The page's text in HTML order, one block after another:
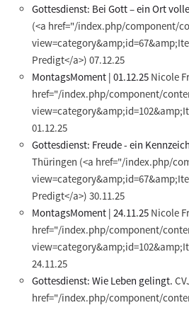
Gottesdienst: Bei Gott – ein Ort
(<a href="/index.php/component/
Predigt</a>) 07.12.25
MontagsMoment | 01.12.25 Nicole
href="/index.php/component/
01.12.25
Gottesdienst: Freude - ein
Thüringen (<a href="/index.php/
Predigt</a>) 30.11.25
MontagsMoment | 24.11.25 Nicole
href="/index.php/component/
24.11.25
Gottesdienst: Wie Leben gelingt.
href="/index.php/component/